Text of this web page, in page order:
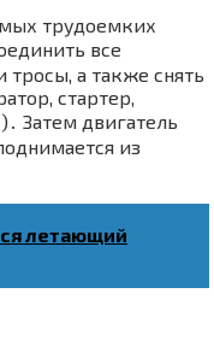
трудоемких
все
а также снять
стартер,
Затем двигатель
из
летающий